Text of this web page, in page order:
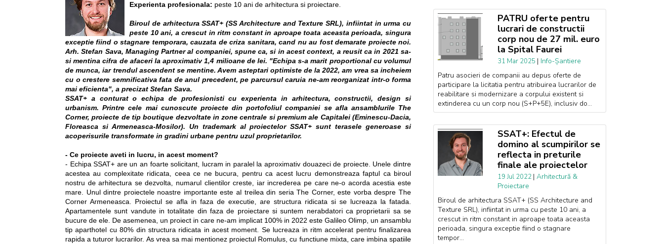
Experienta profesionala: peste 10 ani de arhitectura si proiectare.
Biroul de arhitectura SSAT+ (SS Architecture and Texture SRL), infiintat in urma cu
peste 10 ani, a crescut in ritm constant in aproape toata aceasta perioada, singura
exceptie fiind o stagnare temporara, cauzata de criza sanitara, cand nu au fost demarate proiecte noi.
Arh. Stefan Sava, Managing Partner al companiei, spune ca, si in acest context, a reusit ca in 2021 sa-
si mentina cifra de afaceri la aproximativ 1,4 milioane de lei. "Echipa s-a marit proportional cu volumul
de munca, iar trendul ascendent se mentine. Avem asteptari optimiste de la 2022, am vrea sa incheiem
cu o crestere semnificativa fata de anul precedent, pe parcursul caruia ne-am reorganizat intr-o forma
mai eficienta", a precizat Stefan Sava.
SSAT+ a conturat o echipa de profesionisti cu experienta in arhitectura, constructii, design si
urbanism. Printre cele mai cunoscute proiecte din portofoliul companiei se afla ansamblurile The
Corner, proiecte de tip boutique dezvoltate in zone centrale si premium ale Capitalei (Eminescu-Dacia,
Floreasca si Armeneasca-Mosilor). Un trademark al proiectelor SSAT+ sunt terasele generoase si
acoperisurile transformate in gradini urbane pentru uzul proprietarilor.
- Ce proiecte aveti in lucru, in acest moment?
- Echipa SSAT+ are un an foarte solicitant, lucram in paralel la aproximativ douazeci de proiecte. Unele dintre
acestea au complexitate ridicata, ceea ce ne bucura, pentru ca acest lucru demonstreaza faptul ca biroul
nostru de arhitectura se dezvolta, numarul clientilor creste, iar increderea pe care ne-o acorda acestia este
mare. Unul dintre proiectele noastre importante este al treilea din seria The Corner, este vorba despre The
Corner Armeneasca. Proiectul se afla in faza de executie, are structura ridicata si se lucreaza la fatada.
Apartamentele sunt vandute in totalitate din faza de proiectare si suntem nerabdatori ca proprietarii sa se
bucure de ele. De asemenea, un proiect in care ne-am implicat 100% in 2022 este Galileo Olimp, un ansamblu
tip aparthotel cu 80% din structura ridicata in acest moment. Se lucreaza in ritm accelerat pentru finalizarea
rapida a tuturor lucrarilor. As vrea sa mai mentionez proiectul Romulus, cu functiune mixta, care imbina spatiile
PATRU oferte pentru
lucrari de constructii
corp nou de 27 mil. euro
la Spital Faurei
31 Mar 2025 | Info-Șantiere
Patru asocieri de companii au depus oferte de
participare la licitatia pentru atribuirea lucrarilor de
reabilitare si modernizare a corpului existent si
extinderea cu un corp nou (S+P+5E), inclusiv do...
SSAT+: Efectul de
domino al scumpirilor se
reflecta in preturile
finale ale proiectelor
19 Jul 2022 | Arhitectură &
Proiectare
Biroul de arhitectura SSAT+ (SS Architecture and
Texture SRL), infiintat in urma cu peste 10 ani, a
crescut in ritm constant in aproape toata aceasta
perioada, singura exceptie fiind o stagnare
tempor...